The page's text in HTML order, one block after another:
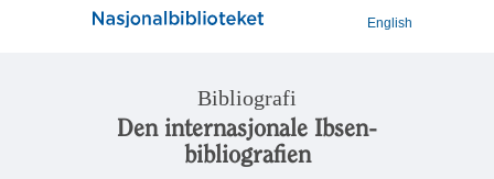
English
Bibliografi
Den internasjonale Ibsen-
bibliografien